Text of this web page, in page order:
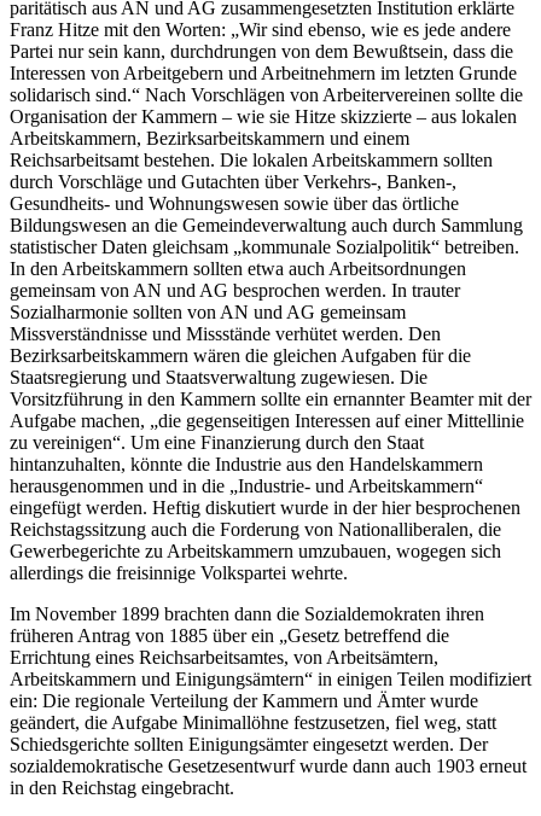
paritätisch aus AN und AG zusammengesetzten Institution erklärte
Franz Hitze mit den Worten: „Wir sind ebenso, wie es jede andere
Partei nur sein kann, durchdrungen von dem Bewußtsein, dass die
Interessen von Arbeitgebern und Arbeitnehmern im letzten Grunde
solidarisch sind.“ Nach Vorschlägen von Arbeitervereinen sollte die
Organisation der Kammern – wie sie Hitze skizzierte – aus lokalen
Arbeitskammern, Bezirksarbeitskammern und einem
Reichsarbeitsamt bestehen. Die lokalen Arbeitskammern sollten
durch Vorschläge und Gutachten über Verkehrs-, Banken-,
Gesundheits- und Wohnungswesen sowie über das örtliche
Bildungswesen an die Gemeindeverwaltung auch durch Sammlung
statistischer Daten gleichsam „kommunale Sozialpolitik“ betreiben.
In den Arbeitskammern sollten etwa auch Arbeitsordnungen
gemeinsam von AN und AG besprochen werden. In trauter
Sozialharmonie sollten von AN und AG gemeinsam
Missverständnisse und Missstände verhütet werden. Den
Bezirksarbeitskammern wären die gleichen Aufgaben für die
Staatsregierung und Staatsverwaltung zugewiesen. Die
Vorsitzführung in den Kammern sollte ein ernannter Beamter mit der
Aufgabe machen, „die gegenseitigen Interessen auf einer Mittellinie
zu vereinigen“. Um eine Finanzierung durch den Staat
hintanzuhalten, könnte die Industrie aus den Handelskammern
herausgenommen und in die „Industrie- und Arbeitskammern“
eingefügt werden. Heftig diskutiert wurde in der hier besprochenen
Reichstagssitzung auch die Forderung von Nationalliberalen, die
Gewerbegerichte zu Arbeitskammern umzubauen, wogegen sich
allerdings die freisinnige Volkspartei wehrte.
Im November 1899 brachten dann die Sozialdemokraten ihren
früheren Antrag von 1885 über ein „Gesetz betreffend die
Errichtung eines Reichsarbeitsamtes, von Arbeitsämtern,
Arbeitskammern und Einigungsämtern“ in einigen Teilen modifiziert
ein: Die regionale Verteilung der Kammern und Ämter wurde
geändert, die Aufgabe Minimallöhne festzusetzen, fiel weg, statt
Schiedsgerichte sollten Einigungsämter eingesetzt werden. Der
sozialdemokratische Gesetzesentwurf wurde dann auch 1903 erneut
in den Reichstag eingebracht.